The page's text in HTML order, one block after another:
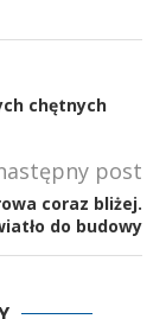
chętnych
post
coraz bliżej.
do budowy